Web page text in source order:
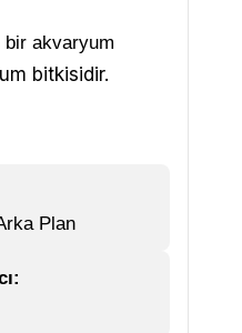
akvaryum
bitkisidir.
Plan